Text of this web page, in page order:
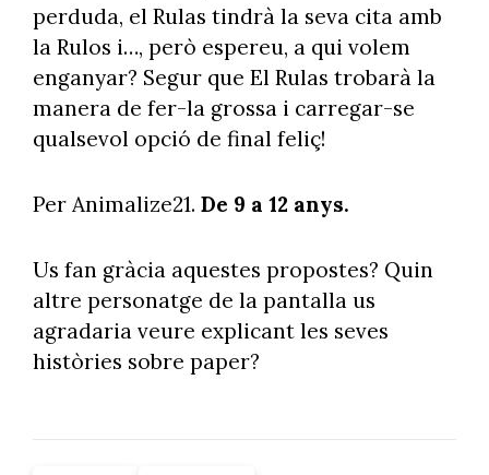
perduda, el Rulas tindrà la seva cita amb
la Rulos i…, però espereu, a qui volem
enganyar? Segur que El Rulas trobarà la
manera de fer-la grossa i carregar-se
qualsevol opció de final feliç!
Per Animalize21.De 9 a 12 anys.
Us fan gràcia aquestes propostes? Quin
altre personatge de la pantalla us
agradaria veure explicant les seves
històries sobre paper?